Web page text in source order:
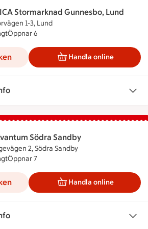
Stormarknad Gunnesbo, Lund
1-3, Lund
Stormarknad Gunnesbo, Lund har
Öppnar 6
Handla online
Södra Sandby
2, Södra Sandby
Södra Sandby har stängt,
Öppnar 7
Handla online